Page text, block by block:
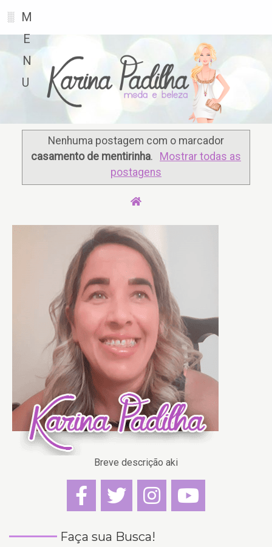
░
M
E
N
U
Nenhuma postagem com o marcador
casamento de mentirinha.
Mostrar todas as
postagens
Breve descrição aki
Faça sua Busca!